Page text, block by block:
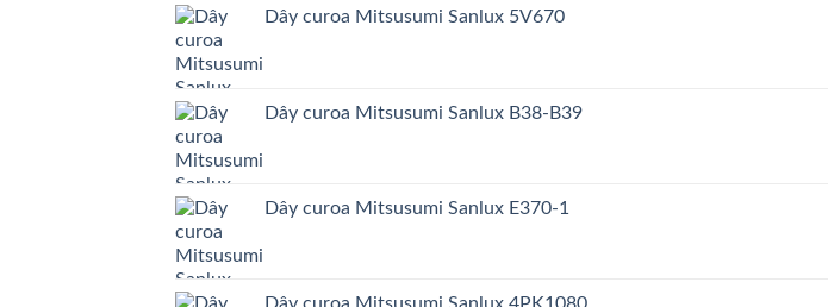
Dây curoa Mitsusumi Sanlux 5V670
Dây curoa Mitsusumi Sanlux B38-B39
Dây curoa Mitsusumi Sanlux E370-1
Dây curoa Mitsusumi Sanlux 4PK1080